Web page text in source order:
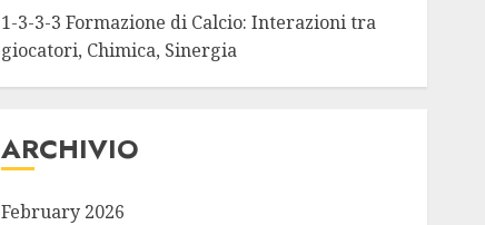
1-3-3-3 Formazione di Calcio: Interazioni tra
giocatori, Chimica, Sinergia
ARCHIVIO
February 2026